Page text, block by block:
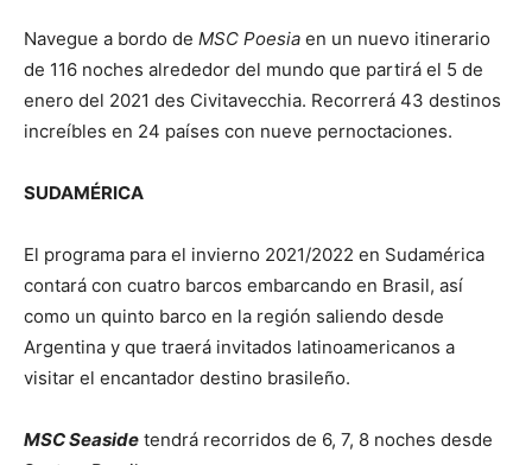
Navegue a bordo de MSC Poesia en un nuevo itinerario
de 116 noches alrededor del mundo que partirá el 5 de
enero del 2021 des Civitavecchia. Recorrerá 43 destinos
increíbles en 24 países con nueve pernoctaciones.
SUDAMÉRICA
El programa para el invierno 2021/2022 en Sudamérica
contará con cuatro barcos embarcando en Brasil, así
como un quinto barco en la región saliendo desde
Argentina y que traerá invitados latinoamericanos a
visitar el encantador destino brasileño.
MSC Seaside tendrá recorridos de 6, 7, 8 noches desde